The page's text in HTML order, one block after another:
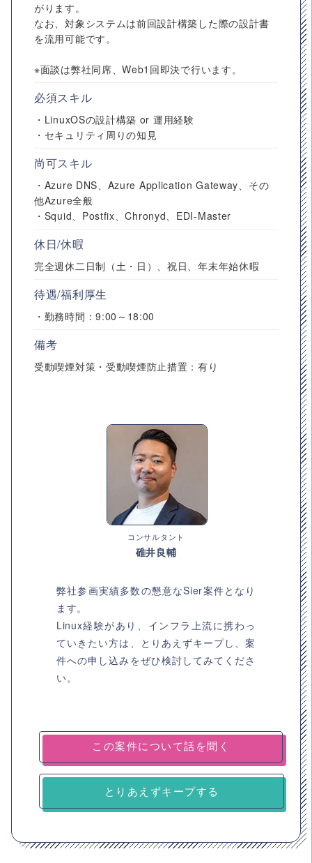
がります。
なお、対象システムは前回設計構築した際の設計書
を流用可能です。
※面談は弊社同席、Web1回即決で行います。
必須スキル
・LinuxOSの設計構築 or 運用経験
・セキュリティ周りの知見
尚可スキル
・Azure DNS、Azure Application Gateway、その
他Azure全般
・Squid、Postfix、Chronyd、EDI-Master
休日/休暇
完全週休二日制（土・日）、祝日、年末年始休暇
待遇/福利厚生
・勤務時間：9:00～18:00
備考
受動喫煙対策・受動喫煙防止措置：有り
コンサルタント
碓井良輔
弊社参画実績多数の懇意なSier案件となり
ます。
Linux経験があり、インフラ上流に携わっ
ていきたい方は、とりあえずキープし、案
件への申し込みをぜひ検討してみてくださ
い。
とりあえずキープする